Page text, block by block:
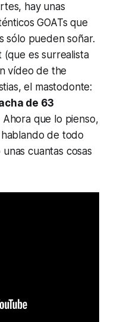
hay unas
GOATs que
sólo pueden soñar.
es surrealista
vídeo de the
el mastodonte:
de 63
Ahora que lo pienso,
de todo
cuantas cosas